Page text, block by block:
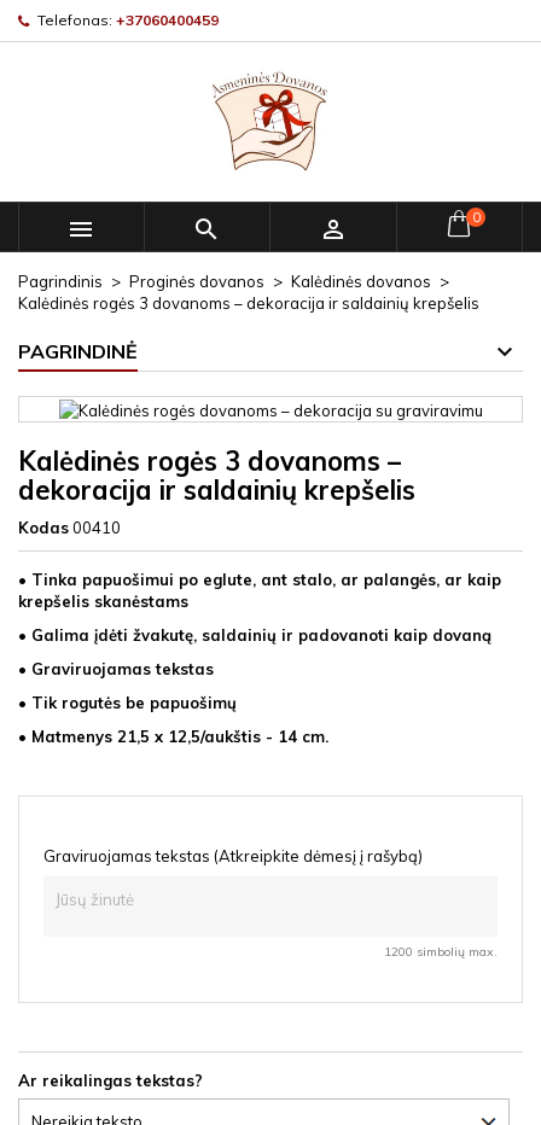
Telefonas: +37060400459
   0
Pagrindinis Proginės dovanos
Kalėdinės dovanos
Kalėdinės rogės 3 dovanoms – dekoracija ir saldainių krepšelis
PAGRINDINĖ
Kalėdinės rogės 3 dovanoms –
dekoracija ir saldainių krepšelis
Kodas00410
• Tinka papuošimui po eglute, ant stalo, ar palangės, ar kaip
krepšelis skanėstams
• Galima įdėti žvakutę, saldainių ir padovanoti kaip dovaną
• Graviruojamas tekstas
• Tik rogutės be papuošimų
• Matmenys 21,5 x 12,5/aukštis - 14 cm.
Graviruojamas tekstas (Atkreipkite dėmesį į rašybą)
1200 simbolių max.
Ar reikalingas tekstas?